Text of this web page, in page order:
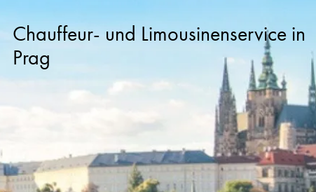
Chauffeur- und Limousinenservice in
Prag